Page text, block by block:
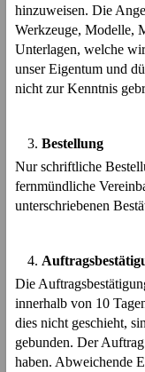
hinzuweisen. Die
Werkzeuge, Modelle,
Unterlagen, welche
unser Eigentum und
nicht zur Kenntnis
Bestellung
Nur schriftliche
fernmündliche
unterschriebenen
Die
innerhalb von 10
dies nicht geschieht,
gebunden. Der
haben. Abweichende